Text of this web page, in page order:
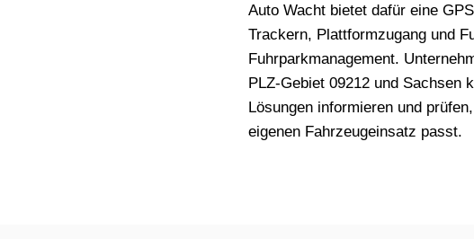
Auto Wacht bietet dafür eine
Trackern, Plattformzugang und
Fuhrparkmanagement.
PLZ-Gebiet 09212 und Sachsen
Lösungen informieren und
eigenen Fahrzeugeinsatz passt.